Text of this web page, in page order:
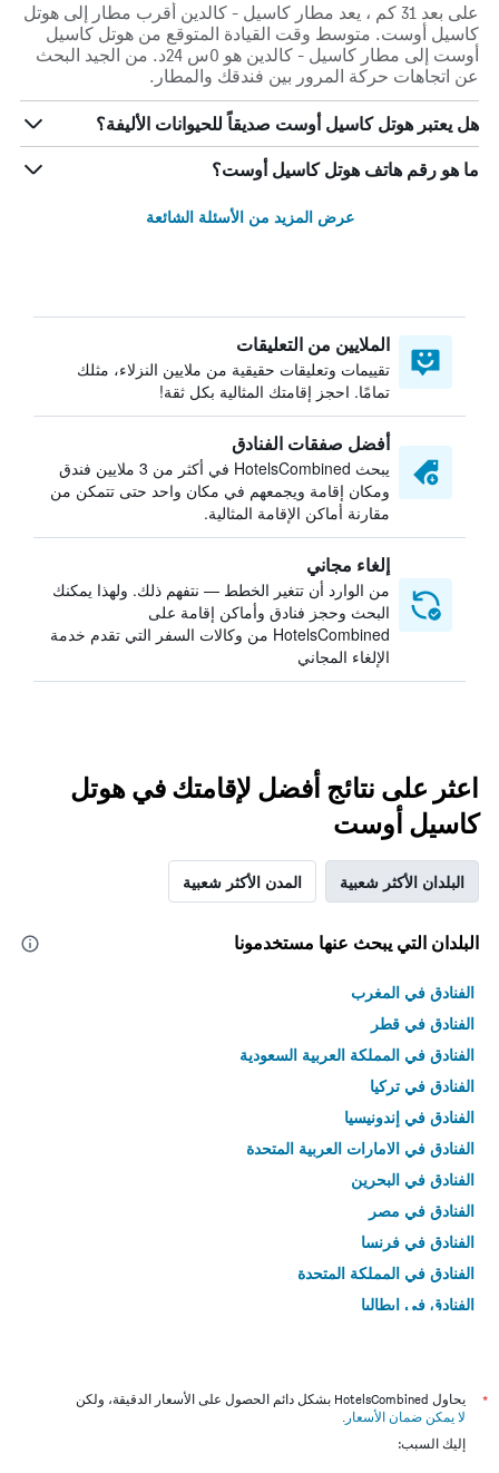
على بعد 31 كم ، يعد مطار كاسيل - كالدين أقرب مطار إلى هوتل
كاسيل أوست. متوسط وقت القيادة المتوقع من هوتل كاسيل
أوست إلى مطار كاسيل - كالدين هو 0س 24د. من الجيد البحث
عن اتجاهات حركة المرور بين فندقك والمطار.
هل يعتبر هوتل كاسيل أوست صديقاً للحيوانات الأليفة؟
ما هو رقم هاتف هوتل كاسيل أوست؟
عرض المزيد من الأسئلة الشائعة
الملايين من التعليقات
تقييمات وتعليقات حقيقية من ملايين النزلاء، مثلك
تمامًا. احجز إقامتك المثالية بكل ثقة!
أفضل صفقات الفنادق
يبحث HotelsCombined في أكثر من 3 ملايين فندق
ومكان إقامة ويجمعهم في مكان واحد حتى تتمكن من
مقارنة أماكن الإقامة المثالية.
إلغاء مجاني
من الوارد أن تتغير الخطط — نتفهم ذلك. ولهذا يمكنك
البحث وحجز فنادق وأماكن إقامة على
HotelsCombined من وكالات السفر التي تقدم خدمة
الإلغاء المجاني
اعثر على نتائج أفضل لإقامتك في هوتل
كاسيل أوست
البلدان الأكثر شعبية المدن الأكثر شعبية
البلدان التي يبحث عنها مستخدمونا
الفنادق في المغرب
الفنادق في قطر
الفنادق في المملكة العربية السعودية
الفنادق في تركيا
الفنادق في إندونيسيا
الفنادق في الامارات العربية المتحدة
الفنادق في البحرين
الفنادق في مصر
الفنادق في فرنسا
الفنادق في المملكة المتحدة
الفنادق في إيطاليا
*
يحاول HotelsCombined بشكل دائم الحصول على الأسعار الدقيقة، ولكن
لا يمكن ضمان الأسعار .
إليك السبب: